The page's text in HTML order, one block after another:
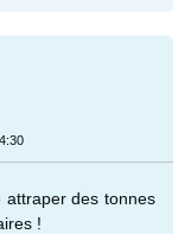
attraper des tonnes
!